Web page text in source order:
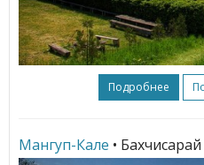
Подробнее
Мангуп-Кале • Бахчисарай